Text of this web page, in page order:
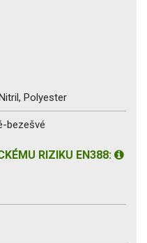
Polyester
bezešvé
RIZIKU EN388: